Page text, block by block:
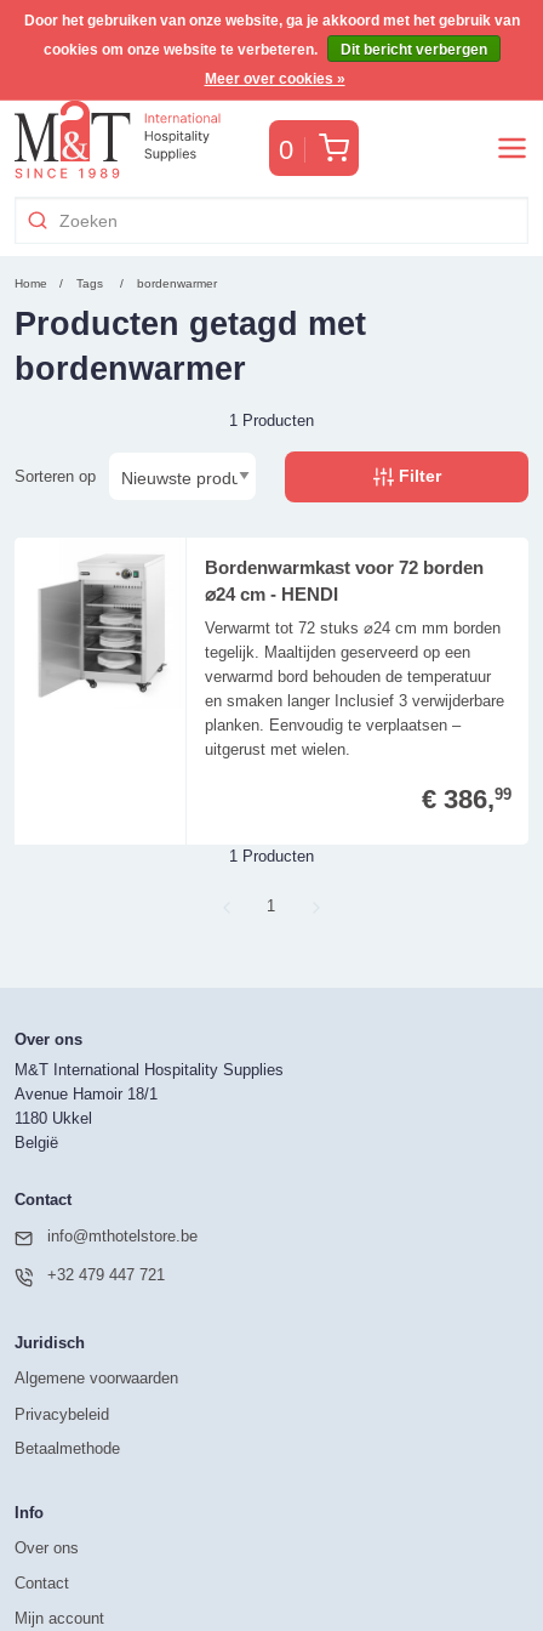
Gratis Benelux verzending voor orders >€255(incl. BTW)
0 Winkelwagen
Home Tags bordenwarmer
Producten getagd met
bordenwarmer
1 Producten
Sorteren op Filter
Bordenwarmkast voor 72 borden
⌀24 cm - HENDI
Verwarmt tot 72 stuks ⌀24 cm mm borden
tegelijk. Maaltijden geserveerd op een
verwarmd bord behouden de temperatuur
en smaken langer Inclusief 3 verwijderbare
planken. Eenvoudig te verplaatsen –
uitgerust met wielen.
€ 386,99
1 Producten
Page
1
Over ons
M&T International Hospitality Supplies
Avenue Hamoir 18/1
1180 Ukkel
België
Contact
info@mthotelstore.be
+32 479 447 721
Juridisch
Algemene voorwaarden
Privacybeleid
Betaalmethode
Info
Over ons
Contact
Mijn account
Door het gebruiken van onze website, ga je akkoord met het gebruik van
cookies om onze website te verbeteren.
Dit bericht verbergen
Meer over cookies »